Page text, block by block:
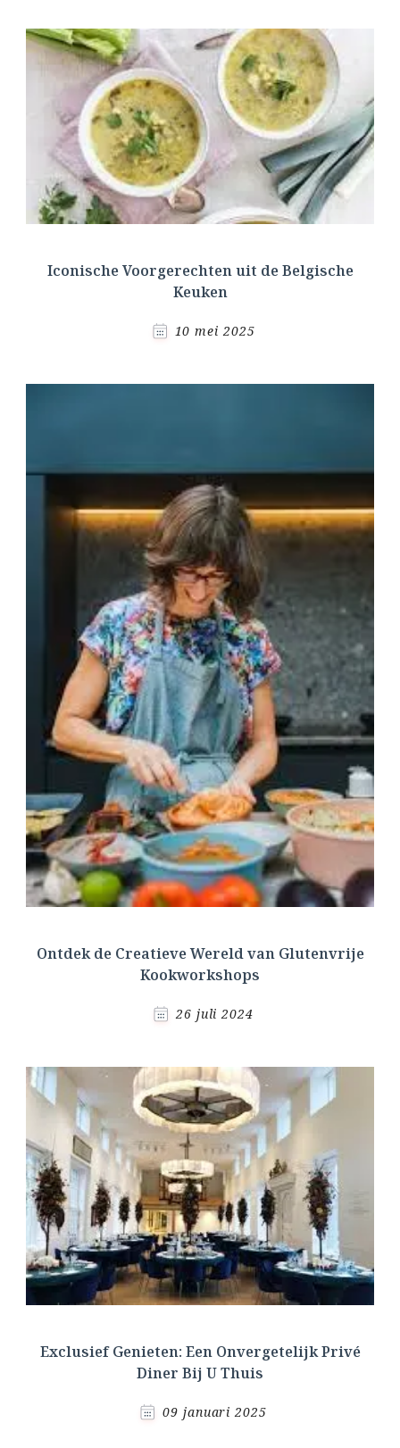
Iconische Voorgerechten uit de Belgische
Keuken
10 mei 2025
Ontdek de Creatieve Wereld van Glutenvrije
Kookworkshops
26 juli 2024
Exclusief Genieten: Een Onvergetelijk Privé
Diner Bij U Thuis
09 januari 2025